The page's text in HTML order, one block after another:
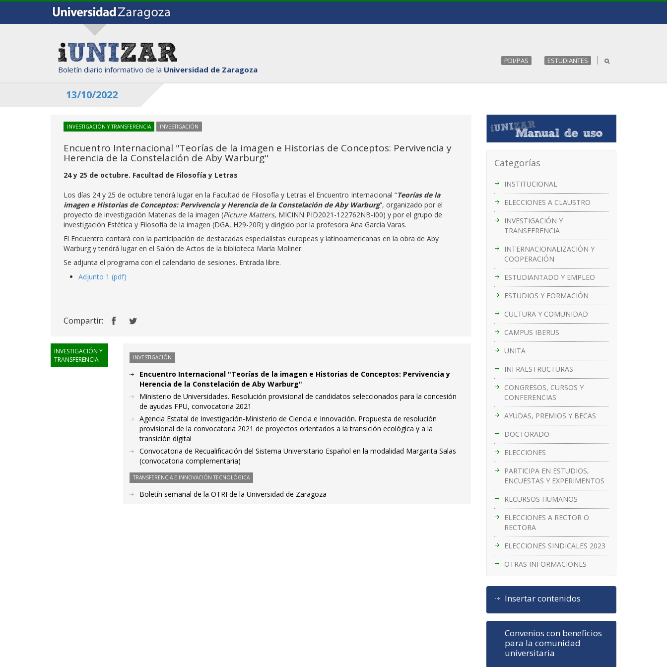
Boletín diario informativo de la Universidad de Zaragoza
PDI/PAS ESTUDIANTES
13/10/2022
Categorías
INSTITUCIONAL
ELECCIONES A CLAUSTRO
INVESTIGACIÓN Y
TRANSFERENCIA
INTERNACIONALIZACIÓN Y
COOPERACIÓN
ESTUDIANTADO Y EMPLEO
ESTUDIOS Y FORMACIÓN
CULTURA Y COMUNIDAD
CAMPUS IBERUS
UNITA
INFRAESTRUCTURAS
CONGRESOS, CURSOS Y
CONFERENCIAS
AYUDAS, PREMIOS Y BECAS
DOCTORADO
ELECCIONES
PARTICIPA EN ESTUDIOS,
ENCUESTAS Y EXPERIMENTOS
RECURSOS HUMANOS
ELECCIONES A RECTOR O
RECTORA
ELECCIONES SINDICALES 2023
OTRAS INFORMACIONES
Insertar contenidos
Convenios con beneficios
para la comunidad
universitaria
INVESTIGACIÓN Y TRANSFERENCIA INVESTIGACIÓN
Encuentro Internacional "Teorías de la imagen e Historias de Conceptos: Pervivencia y
Herencia de la Constelación de Aby Warburg"
24 y 25 de octubre. Facultad de Filosofía y Letras
Los días 24 y 25 de octubre tendrá lugar en la Facultad de Filosofía y Letras el Encuentro Internacional “Teorías de la
imagen e Historias de Conceptos: Pervivencia y Herencia de la Constelación de Aby Warburg”, organizado por el
proyecto de investigación Materias de la imagen (Picture Matters, MICINN PID2021-122762NB-I00) y por el grupo de
investigación Estética y Filosofía de la imagen (DGA, H29-20R) y dirigido por la profesora Ana García Varas.
El Encuentro contará con la participación de destacadas especialistas europeas y latinoamericanas en la obra de Aby
Warburg y tendrá lugar en el Salón de Actos de la biblioteca María Moliner.
Se adjunta el programa con el calendario de sesiones. Entrada libre.
Adjunto 1 (pdf)
Compartir:
INVESTIGACIÓN Y
TRANSFERENCIA
INVESTIGACIÓN
Encuentro Internacional "Teorías de la imagen e Historias de Conceptos: Pervivencia y
Herencia de la Constelación de Aby Warburg"
Ministerio de Universidades. Resolución provisional de candidatos seleccionados para la concesión
de ayudas FPU, convocatoria 2021
Agencia Estatal de Investigación-Ministerio de Ciencia e Innovación. Propuesta de resolución
provisional de la convocatoria 2021 de proyectos orientados a la transición ecológica y a la
transición digital
Convocatoria de Recualificación del Sistema Universitario Español en la modalidad Margarita Salas
(convocatoria complementaria)
TRANSFERENCIA E INNOVACIÓN TECNOLÓGICA
Boletín semanal de la OTRI de la Universidad de Zaragoza